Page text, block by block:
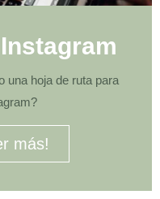
una hoja de ruta para
más!